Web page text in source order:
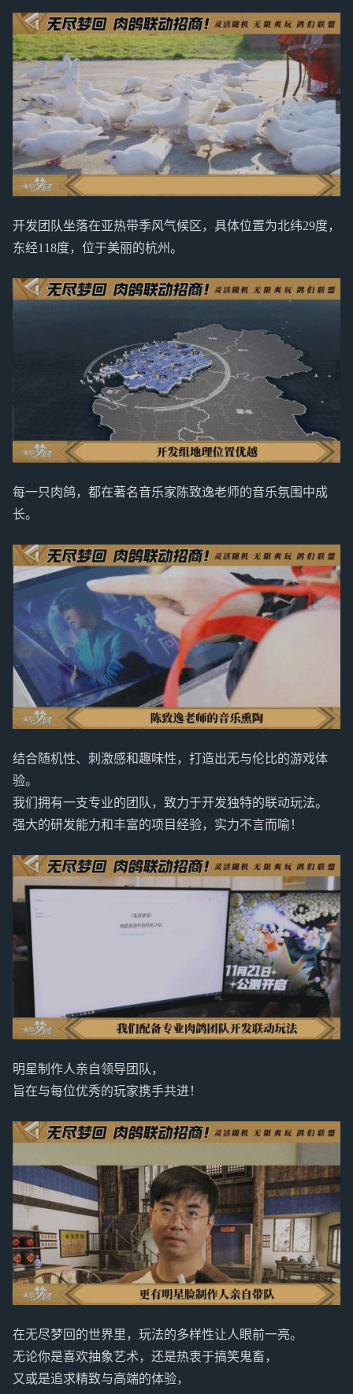
开发团队坐落在亚热带季风气候区，具体位置为北纬29度，
东经118度，位于美丽的杭州。
每一只肉鸽，都在著名音乐家陈致逸老师的音乐氛围中成
长。
结合随机性、刺激感和趣味性，打造出无与伦比的游戏体
验。
我们拥有一支专业的团队，致力于开发独特的联动玩法。
强大的研发能力和丰富的项目经验，实力不言而喻！
明星制作人亲自领导团队，
旨在与每位优秀的玩家携手共进！
在无尽梦回的世界里，玩法的多样性让人眼前一亮。
无论你是喜欢抽象艺术，还是热衷于搞笑鬼畜，
又或是追求精致与高端的体验，